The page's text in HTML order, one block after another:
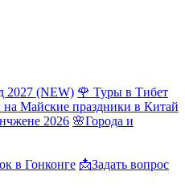
2027 (NEW) 🌹 Туры в Тибет
Майские праздники в Китай
2026 🌸Города и
в Гонконге 📩Задать вопрос